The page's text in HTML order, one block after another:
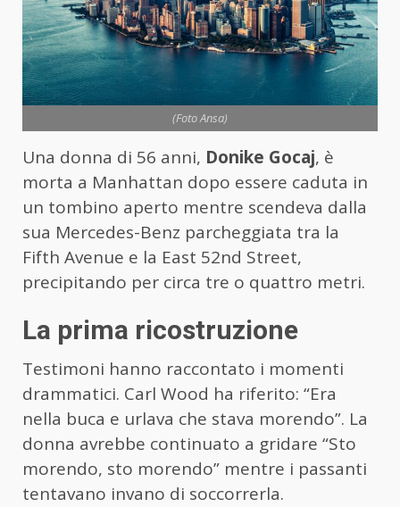
(Foto Ansa)
Una donna di 56 anni, Donike Gocaj, è
morta a Manhattan dopo essere caduta in
un tombino aperto mentre scendeva dalla
sua Mercedes-Benz parcheggiata tra la
Fifth Avenue e la East 52nd Street,
precipitando per circa tre o quattro metri.
La prima ricostruzione
Testimoni hanno raccontato i momenti
drammatici. Carl Wood ha riferito: “Era
nella buca e urlava che stava morendo”. La
donna avrebbe continuato a gridare “Sto
morendo, sto morendo” mentre i passanti
tentavano invano di soccorrerla.